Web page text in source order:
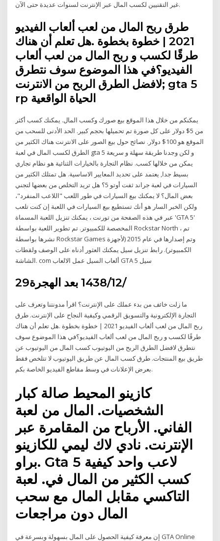
غير التقنيين لكسب المال عبر الإنترنت لسنوات عديدة حتى الآن.
طرق ربح المال من لعب ألعاب الفيديو
2021 | خطوة بخطوة .هل تعلم أن هناك
طرقًا لكسب و ربح المال من لعب ألعاب
الفيديو؟في هذا الموضوع سوف نتطرق
لافضل الطرق الربح من الانترنت; gta 5
rp الحياة الواقعية
يمكنكم من خلال هذا الموقع بيع صورك وكسب المال. يمكنك كسب أكثر
من 5$ دولار على كل صورة تم تحميلها بحجم كبير. الحد الأدنى للسحب من
الموقع هو 100$ دولار. نصائح حول بيع الصور على الانترنت هناك الكثير من
الطرق لكسب المال في لعبة gta 5 و لكن وجدنا طريقة سهلة و سريعة
يمكن من خلالها كسب. نظام التجارة بالخيارات الثنائية هو نظام تجاري
بسيط جدا, يعتمد على تحديد المعايير الاساسية. هل تمتلك الكثير من
السيارات في لعبة جراند ثفت أوتو 5؟ هل تريد التخلص من بعضها لتجني
بعض المال؟ لا يمكنك بيع السيارات في طور اللعب "اللاعب المنفرد"،
ولكن الخبر السار هو أنك تستطيع بيع السيارات في اللعبة إن كنت تلعب
عبر في هذه الصفحة من تورنت ، يمكنك تنزيل اللعبة المسماة 'GTA 5'
المخصصة للكمبيوتر. تم تطوير اللعبة بواسطة Rockstar North ، تم
نشرها بواسطة Rockstar Games وتم إصدارها في عام 2015 (لأجهزة
الكمبيوتر). رابط تنزيل سيل يمكنك العثور أدناه على الوصف ولقطات
الشاشة. com ألعاب السيل عمل الالعاب GTA 5 سيل
29‏‏/12‏‏/1438 بعد الهجرة
ما زلت خائف من بدء عملك على الإنترنت؟ اقرأ مدونتنا وتعرف على
التجارة الإلكترونية والتسويق الرقمي وكيفية النجاح على الإنترنت. طرق
ربح المال من لعب ألعاب الفيديو 2021 | خطوة بخطوة .هل تعلم أن هناك
طرقًا لكسب و ربح المال من لعب ألعاب الفيديو؟في هذا الموضوع سوف
نتطرق لافضل الطرق الربح من الیوتیوب كسب المال من اليوتيوب عن
طريق بيع المنتجات. طرق كسب المال عن طريق اليوتيوب لا تتلخص فقط
بعرض الإعلانات في وسط مقاطع الفيديو الخاصة بكم.
كازينو المحيط صالة كبار
الشخصيات. المال من لعبة
الفاني. الأرباح من المقامرة عبر
الإنترنت. نادي لاك ليمي للكازينو
براو. Gta 5 لاعب واحد كيفية
كسب الكثير من المال في. لعبة
التاكسي مقابل المال مع سحب
المال دون مراجعات
إن معرفة كيفية الحصول على المال بسهولة وبسرعة في GTA Online